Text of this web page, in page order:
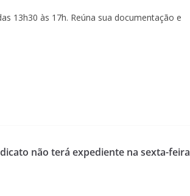
13h30 às 17h. Reúna sua documentação e
não terá expediente na sexta-feira